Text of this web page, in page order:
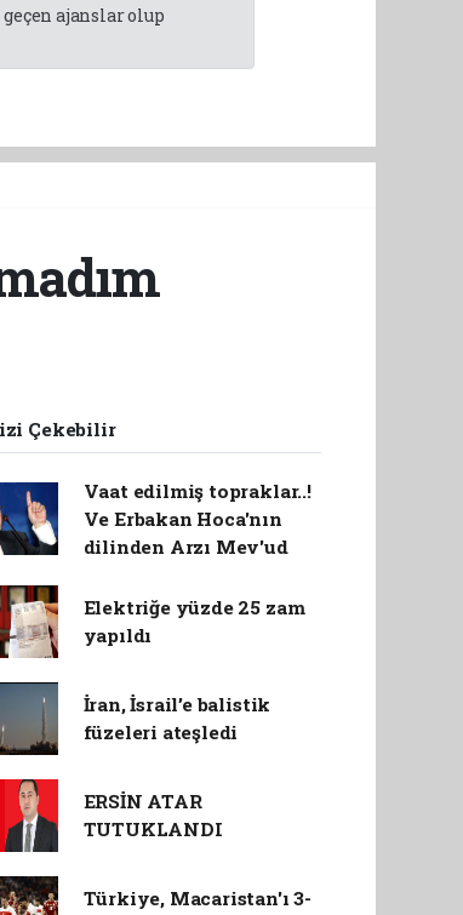
ajanslar olup
Çekebilir
Vaat edilmiş topraklar..!
Ve Erbakan Hoca'nın
dilinden Arzı Mev'ud
Elektriğe yüzde 25 zam
yapıldı
İran, İsrail’e balistik
füzeleri ateşledi
ERSİN ATAR
TUTUKLANDI
Türkiye, Macaristan'ı 3-